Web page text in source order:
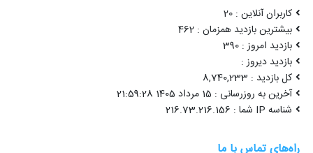
کاربران آنلاین : 20
بیشترین بازدید همزمان : 462
بازدید امروز : 390
بازدید دیروز :
کل بازدید : 8,740,233
آخرین به روزرسانی : 15 مرداد 1405 21:59:28
شناسه IP شما : 216.73.216.156
راه‌های تماس با ما